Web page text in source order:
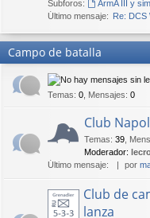
Subforos:
ArmA III y
Último mensaje: Re: DCS
Campo de batalla
Temas: 0 Mensajes: 0
Club
Temas: 39
Moderador:
Último mensaje:
por
Club de
lanza